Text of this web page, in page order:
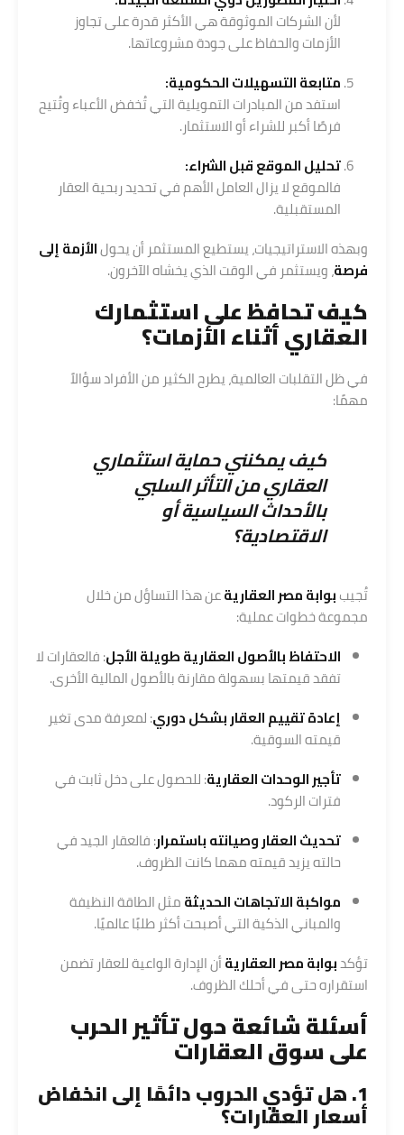
لأن الشركات الموثوقة هي الأكثر قدرة على تجاوز
الأزمات والحفاظ على جودة مشروعاتها.
متابعة التسهيلات الحكومية:
استفد من المبادرات التمويلية التي تُخفض الأعباء وتُتيح
فرصًا أكبر للشراء أو الاستثمار.
تحليل الموقع قبل الشراء:
فالموقع لا يزال العامل الأهم في تحديد ربحية العقار
المستقبلية.
وبهذه الاستراتيجيات، يستطيع المستثمر أن يحولالأزمة إلى
فرصة، ويستثمر في الوقت الذي يخشاه الآخرون.
كيف تحافظ على استثمارك
العقاري أثناء الأزمات؟
في ظل التقلبات العالمية، يطرح الكثير من الأفراد سؤالاً
مهمًا:
كيف يمكنني حماية استثماري
العقاري من التأثر السلبي
بالأحداث السياسية أو
الاقتصادية؟
تُجيببوابة مصر العقاريةعن هذا التساؤل من خلال
مجموعة خطوات عملية:
الاحتفاظ بالأصول العقارية طويلة الأجل: فالعقارات لا
تفقد قيمتها بسهولة مقارنة بالأصول المالية الأخرى.
إعادة تقييم العقار بشكل دوري: لمعرفة مدى تغير
قيمته السوقية.
تأجير الوحدات العقارية: للحصول على دخل ثابت في
فترات الركود.
تحديث العقار وصيانته باستمرار: فالعقار الجيد في
حالته يزيد قيمته مهما كانت الظروف.
مواكبة الاتجاهات الحديثةمثل الطاقة النظيفة
والمباني الذكية التي أصبحت أكثر طلبًا عالميًا.
تؤكدبوابة مصر العقاريةأن الإدارة الواعية للعقار تضمن
استقراره حتى في أحلك الظروف.
أسئلة شائعة حول تأثير الحرب
على سوق العقارات
1. هل تؤدي الحروب دائمًا إلى انخفاض
أسعار العقارات؟